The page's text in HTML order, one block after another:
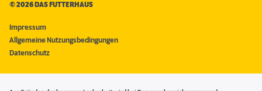
©2026 DAS FUTTERHAUS
Impressum
Allgemeine Nutzungsbedingungen
Datenschutz